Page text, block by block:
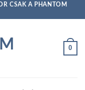
CSAK A PHANTOM
0